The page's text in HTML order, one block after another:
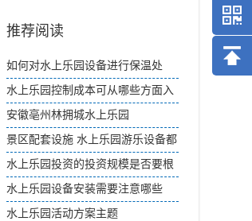
推荐阅读
如何对水上乐园设备进行保温处
理？
水上乐园控制成本可从哪些方面入
手
安徽亳州林拥城水上乐园
景区配套设施 水上乐园游乐设备都
有哪些
水上乐园投资的投资规模是否要根
据目标市场容量来确定？
水上乐园设备安装需要注意哪些
水上乐园活动方案主题